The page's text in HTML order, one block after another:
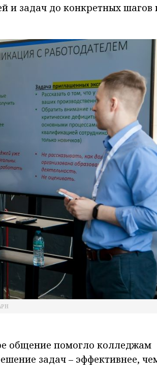
и задач до конкретных шагов
общение помогло колледжам
задач – эффективнее,